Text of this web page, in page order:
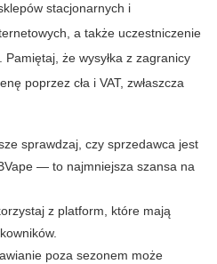
stacjonarnych i
a także uczestniczenie
że wysyłka z zagranicy
poprzez cła i VAT, zwłaszcza
sprawdzaj, czy sprzedawca jest
— to najmniejsza szansa na
z platform, które mają
poza sezonem może